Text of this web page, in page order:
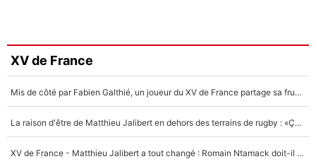
XV de France
Mis de côté par Fabien Galthié, un joueur du XV de France partage sa frustration : «ils ne me l’ont pas dit tout de suite»
La raison d'être de Matthieu Jalibert en dehors des terrains de rugby : «Ça m'atteint autant que si tu touches à un membre de ma famille»
XV de France - Matthieu Jalibert a tout changé : Romain Ntamack doit-il s’inquiéter pour sa place à un an de la Coupe du monde ?